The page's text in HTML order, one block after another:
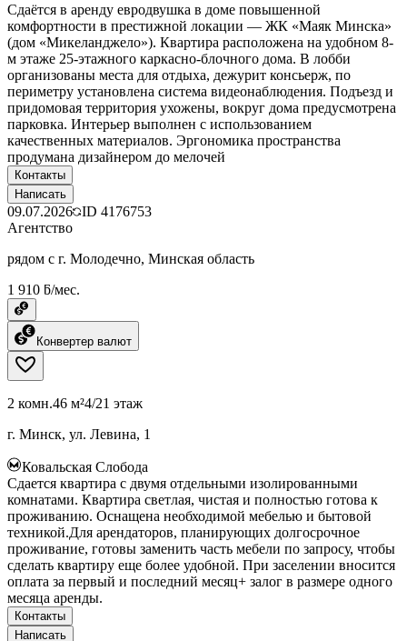
Сдаётся в аренду евродвушка в доме повышенной
комфортности в престижной локации — ЖК «Маяк Минска»
(дом «Микеланджело»). Квартира расположена на удобном 8-
м этаже 25-этажного каркасно-блочного дома. В лобби
организованы места для отдыха, дежурит консьерж, по
периметру установлена система видеонаблюдения. Подъезд и
придомовая территория ухожены, вокруг дома предусмотрена
парковка. Интерьер выполнен с использованием
качественных материалов. Эргономика пространства
продумана дизайнером до мелочей
Контакты
Написать
09.07.2026 ID 4176753
Агентство
рядом с г. Молодечно, Минская область
1 910 ƃ/мес.
Конвертер валют
2 комн.46 м²4/21 этаж
г. Минск, ул. Левина, 1
Ковальская Слобода
Сдается квартира с двумя отдельными изолированными
комнатами. Квартира светлая, чистая и полностью готова к
проживанию. Оснащена необходимой мебелью и бытовой
техникой.Для арендаторов, планирующих долгосрочное
проживание, готовы заменить часть мебели по запросу, чтобы
сделать квартиру еще более удобной. При заселении вносится
оплата за первый и последний месяц+ залог в размере одного
месяца аренды.
Контакты
Написать